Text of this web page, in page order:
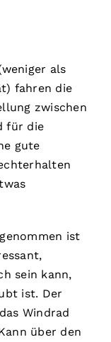
als
fahren die
zwischen
für die
gute
ist
sein kann,
ist. Der
Windrad
über den